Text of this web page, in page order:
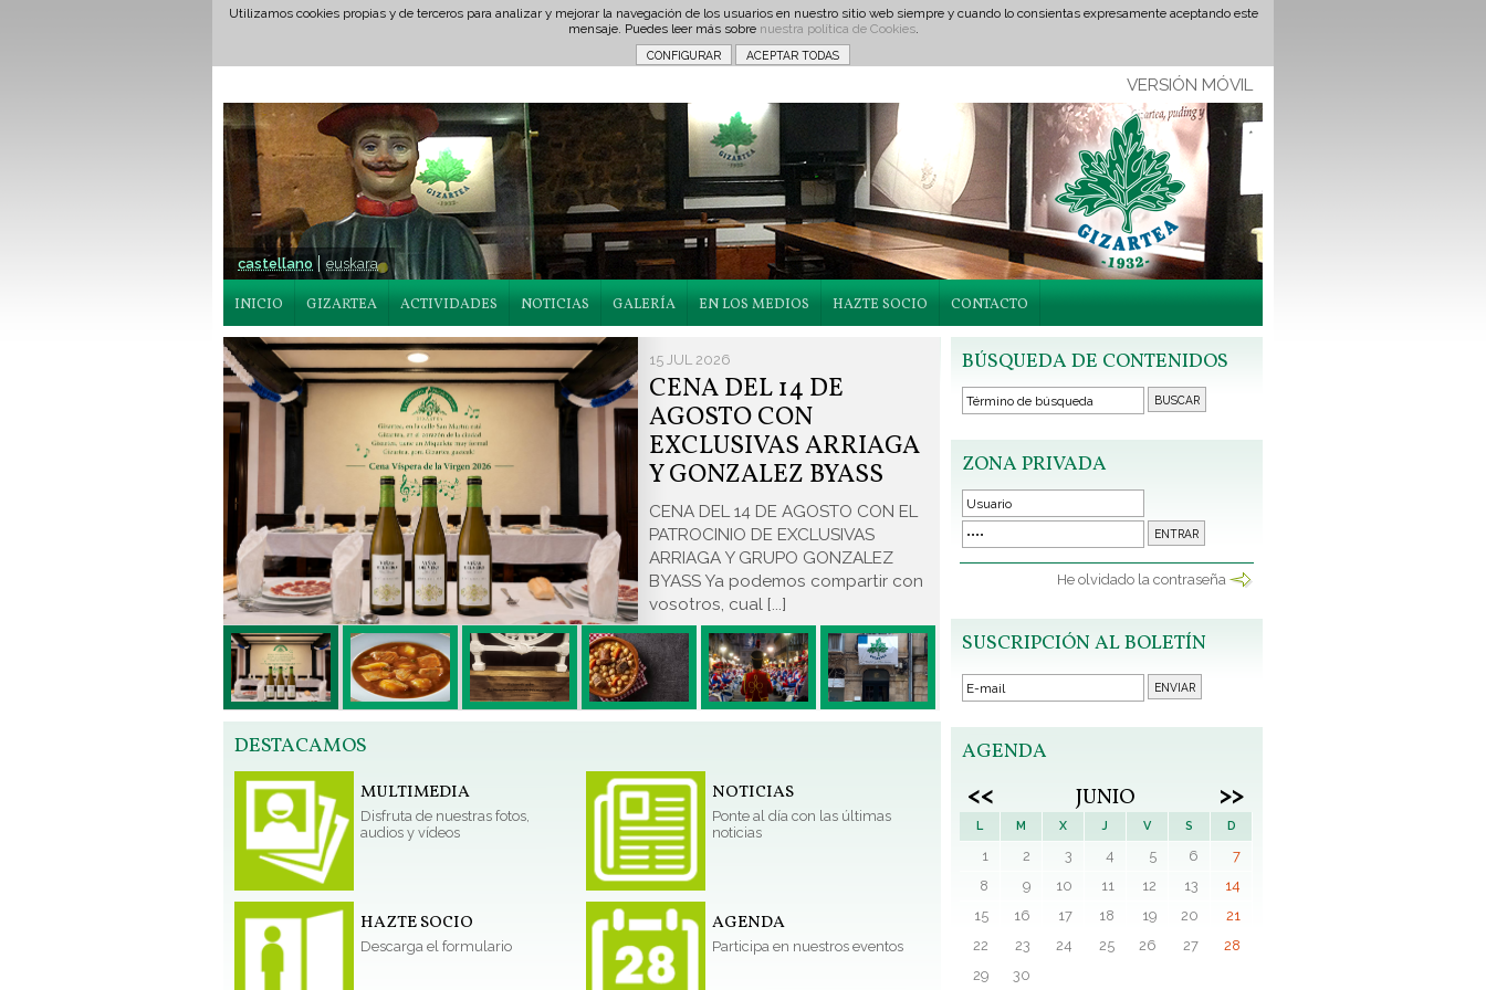
Utilizamos cookies propias y de terceros para analizar y mejorar la navegación de los usuarios en nuestro sitio web siempre y cuando lo consientas expresamente aceptando este
mensaje. Puedes leer más sobre nuestra política de Cookies.
VERSIÓN MÓVIL
castellano euskara
INICIO GIZARTEA ACTIVIDADES NOTICIAS GALERÍA EN LOS MEDIOS HAZTE SOCIO CONTACTO
BÚSQUEDA DE CONTENIDOS
ZONA PRIVADA
He olvidado la contraseña
SUSCRIPCIÓN AL BOLETÍN
AGENDA
<< JUNIO >>
L M X J V S D
1 2 3 4 5 6
7
8
9 10 11 12 13
14
15
16 17 18 19 20
21
22
23 24 25 26 27
28
29
30
15 JUL 2026
CENA DEL 14 DE
AGOSTO CON
EXCLUSIVAS ARRIAGA
Y GONZALEZ BYASS
CENA DEL 14 DE AGOSTO CON EL
PATROCINIO DE EXCLUSIVAS
ARRIAGA Y GRUPO GONZALEZ
BYASS Ya podemos compartir con
vosotros, cual [...]
DESTACAMOS
MULTIMEDIA
Disfruta de nuestras fotos,
audios y vídeos
NOTICIAS
Ponte al día con las últimas
noticias
HAZTE SOCIO
Descarga el formulario
AGENDA
Participa en nuestros eventos